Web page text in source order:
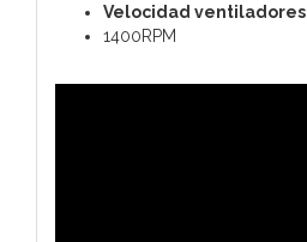
Velocidad ventiladores
1400RPM